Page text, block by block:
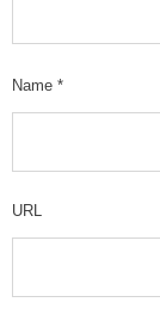
Name *
URL